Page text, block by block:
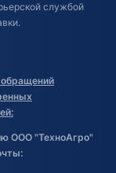
службой
ООО "ТехноАгро"